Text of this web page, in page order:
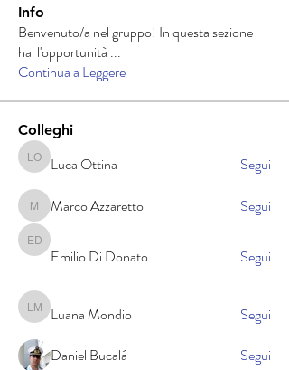
Info
Benvenuto/a nel gruppo! In questa sezione
hai l'opportunità ...
Continua a Leggere
Colleghi
Luca Ottina
Luca Ottina Segui
Marco Azzaretto
Marco Azzaretto Segui
Emilio Di Donato
Emilio Di Donato Segui
Luana Mondio
Luana Mondio
Segui
Daniel Bucalá
Segui